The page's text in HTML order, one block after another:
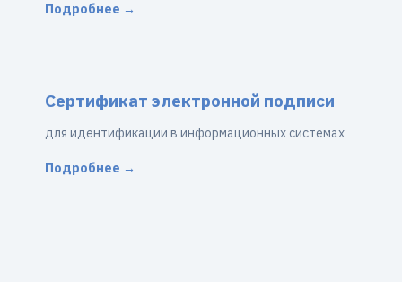
Подробнее →
Сертификат электронной подписи
для идентификации в информационных системах
Подробнее →